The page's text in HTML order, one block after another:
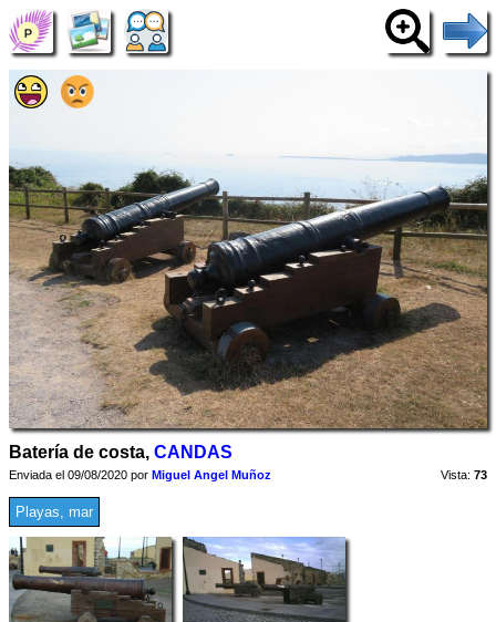
Batería de costa, CANDAS
Enviada el 09/08/2020 por Miguel Angel Muñoz Vista: 73
Playas, mar